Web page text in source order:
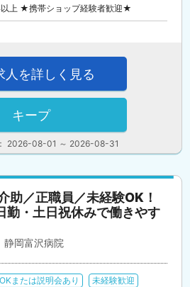
上 ★携帯ショップ経験者歓迎★
2026-08-01 ～ 2026-08-31
人を詳しく見る
キープ
助／正職員／未経験OK！
・土日祝休みで働きやす
岡富沢病院
または説明会あり
未経験歓迎